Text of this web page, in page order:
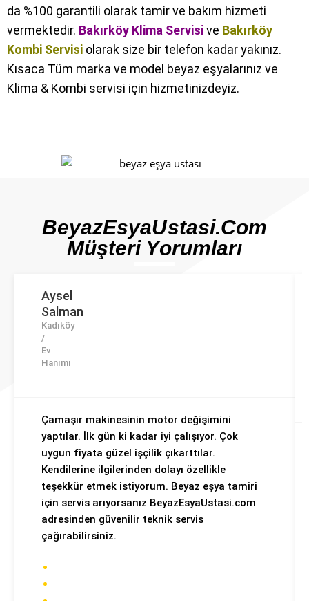
da %100 garantili olarak tamir ve bakım hizmeti
vermektedir. Bakırköy Klima Servisive Bakırköy
Kombi Servisi olarak size bir telefon kadar yakınız.
Kısaca Tüm marka ve model beyaz eşyalarınız ve
Klima & Kombi servisi için hizmetinizdeyiz.
BeyazEsyaUstasi.com
Müşteri Yorumları
Aysel
Salman
Kadıköy
/
Ev
Hanımı
Çamaşır makinesinin motor değişimini
yaptılar. İlk gün ki kadar iyi çalışıyor. Çok
uygun fiyata güzel işçilik çıkarttılar.
Kendilerine ilgilerinden dolayı özellikle
teşekkür etmek istiyorum. Beyaz eşya tamiri
için servis arıyorsanız BeyazEsyaUstasi.com
adresinden güvenilir teknik servis
çağırabilirsiniz.